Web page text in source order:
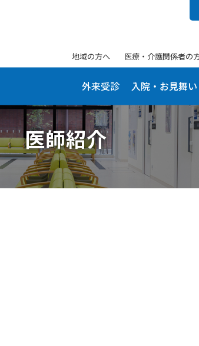
地域の方へ 医療・介護関係者の
外来受診 入院・お見舞い
医師紹介